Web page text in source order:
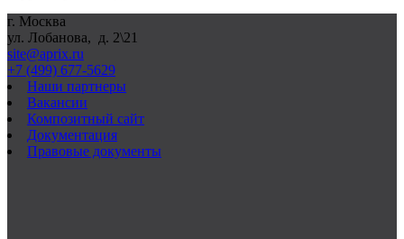
г. Москва
ул. Лобанова, д. 2\21
site@aprix.ru
+7 (499) 677-5629
Наши партнеры
Вакансии
Композитный сайт
Документация
Правовые документы